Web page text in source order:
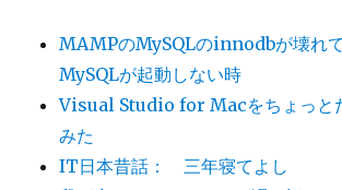
シ
ョ
ン
MAMPのMySQLのinnodbが壊れ
MySQLが起動しない時
Visual Studio for Macをちょっと
みた
IT日本昔話： 三年寝てよし